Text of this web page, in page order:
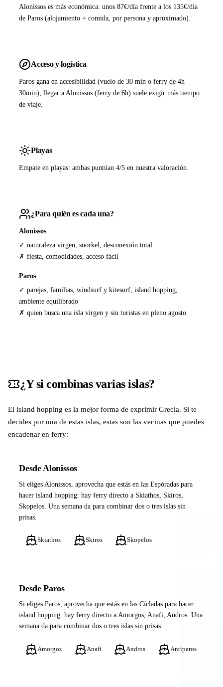
Alonissos es más económica: unos 87€/día frente a los 135€/día
de Paros (alojamiento + comida, por persona y aproximado).
Acceso y logística
Paros gana en accesibilidad (vuelo de 30 min o ferry de 4h
30min); llegar a Alonissos (ferry de 6h) suele exigir más tiempo
de viaje.
Playas
Empate en playas: ambas puntúan 4/5 en nuestra valoración.
¿Para quién es cada una?
Alonissos
✓ naturaleza virgen, snorkel, desconexión total
✗ fiesta, comodidades, acceso fácil
Paros
✓ parejas, familias, windsurf y kitesurf, island hopping,
ambiente equilibrado
✗ quien busca una isla virgen y sin turistas en pleno agosto
¿Y si combinas varias islas?
El island hopping es la mejor forma de exprimir Grecia. Si te
decides por una de estas islas, estas son las vecinas que puedes
encadenar en ferry:
Desde Alonissos
Si eliges Alonissos, aprovecha que estás en las Espóradas para
hacer island hopping: hay ferry directo a Skiathos, Skiros,
Skopelos. Una semana da para combinar dos o tres islas sin
prisas.
Skiathos Skiros Skopelos
Desde Paros
Si eliges Paros, aprovecha que estás en las Cícladas para hacer
island hopping: hay ferry directo a Amorgos, Anafi, Andros. Una
semana da para combinar dos o tres islas sin prisas.
Amorgos Anafi Andros Antiparos